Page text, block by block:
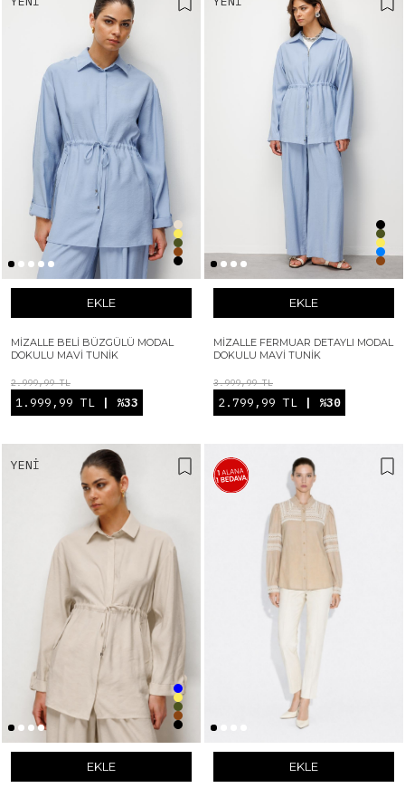
EKLE
MIZALLE BELI BÜZGÜLÜ MODAL
DOKULU MAVI TUNIK
2.999,99 TL
1.999,99 TL | %33
EKLE
MIZALLE FERMUAR DETAYLI MODAL
DOKULU MAVI TUNIK
3.999,99 TL
2.799,99 TL | %30
YENI
EKLE EKLE